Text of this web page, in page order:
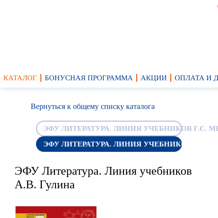
КАТАЛОГ БОНУСНАЯ ПРОГРАММА АКЦИИ ОПЛАТА И
Вернуться к общему списку каталога
ЭФУ ЛИТЕРАТУРА. ЛИНИЯ УЧЕБНИКОВ Г.С.
ЭФУ ЛИТЕРАТУРА. ЛИНИЯ УЧЕБНИКОВ А.В.
ЭФУ Литература. Линия учебников
А.В. Гулина